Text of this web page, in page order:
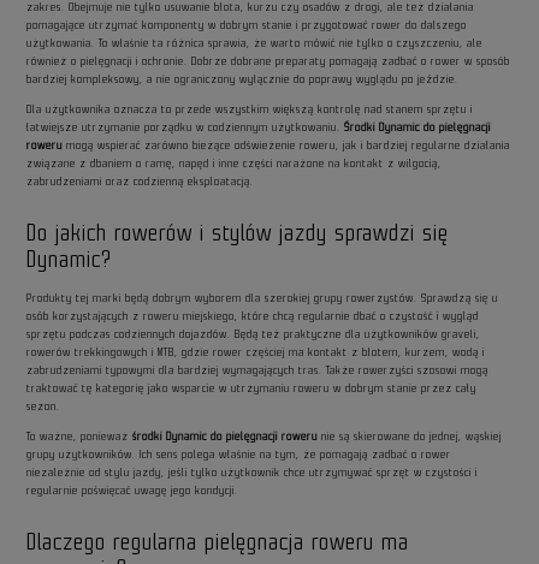
zakres. Obejmuje nie tylko usuwanie błota, kurzu czy osadów z drogi, ale też działania
pomagające utrzymać komponenty w dobrym stanie i przygotować rower do dalszego
użytkowania. To właśnie ta różnica sprawia, że warto mówić nie tylko o czyszczeniu, ale
również o pielęgnacji i ochronie. Dobrze dobrane preparaty pomagają zadbać o rower w sposób
bardziej kompleksowy, a nie ograniczony wyłącznie do poprawy wyglądu po jeździe.
Dla użytkownika oznacza to przede wszystkim większą kontrolę nad stanem sprzętu i
łatwiejsze utrzymanie porządku w codziennym użytkowaniu.Środki Dynamic do pielęgnacji
roweru mogą wspierać zarówno bieżące odświeżenie roweru, jak i bardziej regularne działania
związane z dbaniem o ramę, napęd i inne części narażone na kontakt z wilgocią,
zabrudzeniami oraz codzienną eksploatacją.
Do jakich rowerów i stylów jazdy sprawdzi się
Dynamic?
Produkty tej marki będą dobrym wyborem dla szerokiej grupy rowerzystów. Sprawdzą się u
osób korzystających z roweru miejskiego, które chcą regularnie dbać o czystość i wygląd
sprzętu podczas codziennych dojazdów. Będą też praktyczne dla użytkowników graveli,
rowerów trekkingowych i MTB, gdzie rower częściej ma kontakt z błotem, kurzem, wodą i
zabrudzeniami typowymi dla bardziej wymagających tras. Także rowerzyści szosowi mogą
traktować tę kategorię jako wsparcie w utrzymaniu roweru w dobrym stanie przez cały
sezon.
To ważne, ponieważśrodki Dynamic do pielęgnacji roweru nie są skierowane do jednej, wąskiej
grupy użytkowników. Ich sens polega właśnie na tym, że pomagają zadbać o rower
niezależnie od stylu jazdy, jeśli tylko użytkownik chce utrzymywać sprzęt w czystości i
regularnie poświęcać uwagę jego kondycji.
Dlaczego regularna pielęgnacja roweru ma